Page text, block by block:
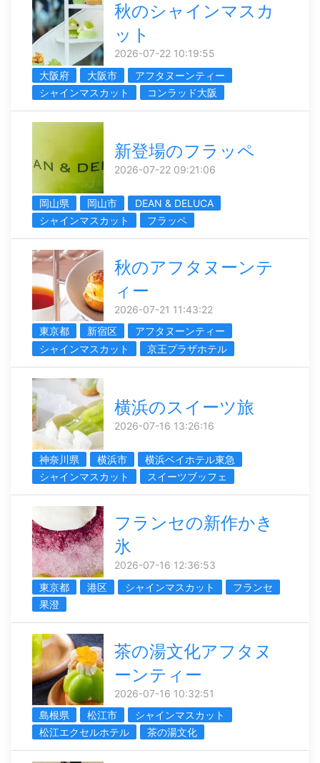
秋のシャインマスカ
ット
2026-07-22 10:19:55
大阪府
大阪市
アフタヌーンティー
シャインマスカット
コンラッド大阪
新登場のフラッペ
2026-07-22 09:21:06
岡山県 岡山市
DEAN & DELUCA
シャインマスカット
フラッペ
秋のアフタヌーンテ
ィー
2026-07-21 11:43:22
東京都
新宿区
アフタヌーンティー
シャインマスカット
京王プラザホテル
横浜のスイーツ旅
2026-07-16 13:26:16
神奈川県 横浜市
横浜ベイホテル東急
シャインマスカット
スイーツブッフェ
フランセの新作かき
氷
2026-07-16 12:36:53
東京都
港区 シャインマスカット
フランセ
果澄
茶の湯文化アフタヌ
ーンティー
2026-07-16 10:32:51
島根県
松江市
シャインマスカット
松江エクセルホテル
茶の湯文化